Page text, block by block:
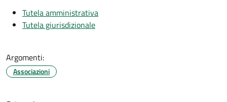
Tutela amministrativa
Tutela giurisdizionale
Argomenti:
Associazioni